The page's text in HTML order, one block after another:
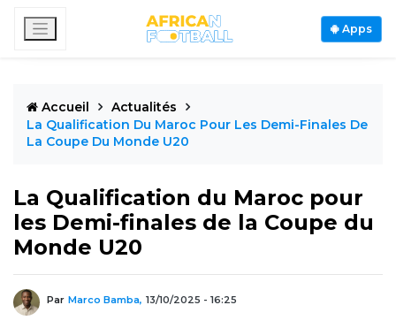
Apps
Accueil
Actualités
La Qualification Du Maroc Pour Les Demi-Finales De
La Coupe Du Monde U20
La Qualification du Maroc pour
les Demi-finales de la Coupe du
Monde U20
Par Marco Bamba, 13/10/2025 - 16:25